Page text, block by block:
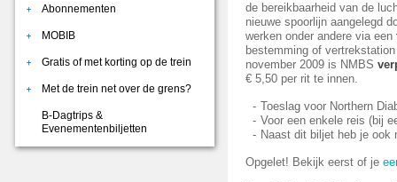
Abonnementen
MOBIB
Gratis of met korting op de trein
Met de trein net over de grens?
B-Dagtrips &
Evenementenbiljetten
de bereikbaarheid van de
nieuwe spoorlijn aangelegd
werken onder andere via een
bestemming of
november 2009 is NMBS
€ 5,50 per rit te innen.
Toeslag voor Northern
Voor een enkele reis (bij
Naast dit biljet heb je ook
Opgelet! Bekijk eerst of je